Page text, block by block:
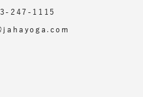
247-1115